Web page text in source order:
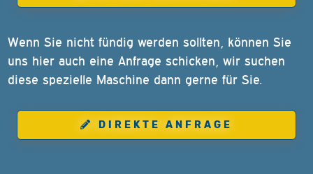
Wenn Sie nicht fündig werden sollten, können Sie
uns hier auch eine Anfrage schicken, wir suchen
diese spezielle Maschine dann gerne für Sie.
DIREKTE ANFRAGE